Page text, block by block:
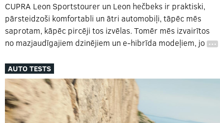
CUPRA Leon Sportstourer un Leon hečbeks ir praktiski,
pārsteidzoši komfortabli un ātri automobiļi, tāpēc mēs
saprotam, kāpēc pircēji tos izvēlas. Tomēr mēs izvairītos
no mazjaudīgajiem dzinējiem un e-hibrīda modeļiem, jo …
AUTO TESTS